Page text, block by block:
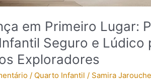
em Primeiro Lugar:
Seguro e Lúdico
Exploradores
/ Quarto Infantil / Samira Jarouche